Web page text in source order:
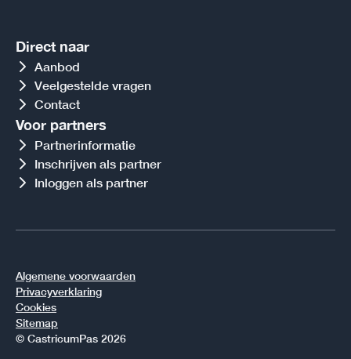
Direct naar
Aanbod
Veelgestelde vragen
Contact
Voor partners
Partnerinformatie
Inschrijven als partner
Inloggen als partner
Algemene voorwaarden
Privacyverklaring
Cookies
Sitemap
© CastricumPas 2026